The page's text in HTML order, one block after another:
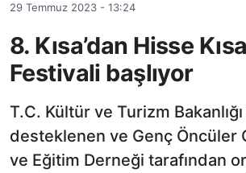
29 Temmuz 2023 - 13:24
8. Kısa’dan Hisse
Festivali başlıyor
T.C. Kültür ve Turizm
desteklenen ve Genç Öncüler
ve Eğitim Derneği tarafından